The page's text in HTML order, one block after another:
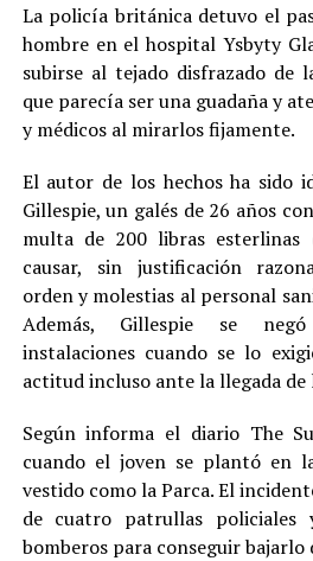
La policía británica detuvo el
hombre en el hospital Ysbyty
subirse al tejado disfrazado de
que parecía ser una guadaña y
y médicos al mirarlos fijamente.
El autor de los hechos ha sido
Gillespie, un galés de 26 años
multa de 200 libras esterlinas
causar, sin justificación
orden y molestias al personal
Además, Gillespie se
instalaciones cuando se lo
actitud incluso ante la llegada de
Según informa el diario The
cuando el joven se plantó en
vestido como la Parca. El
de cuatro patrullas policiales
bomberos para conseguir bajarlo